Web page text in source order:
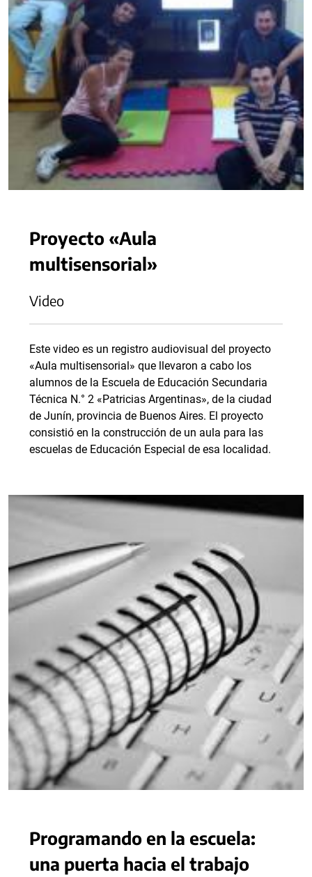
Proyecto «Aula
multisensorial»
Video
Este video es un registro audiovisual del proyecto
«Aula multisensorial» que llevaron a cabo los
alumnos de la Escuela de Educación Secundaria
Técnica N.° 2 «Patricias Argentinas», de la ciudad
de Junín, provincia de Buenos Aires. El proyecto
consistió en la construcción de un aula para las
escuelas de Educación Especial de esa localidad.
Programando en la escuela:
una puerta hacia el trabajo